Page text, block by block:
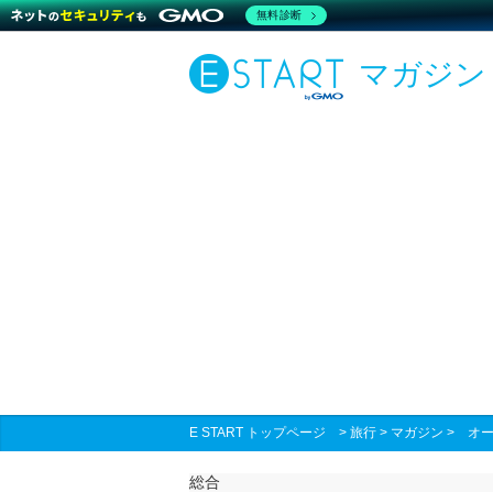
マガジン
E START トップページ > 旅行 > マガジン > オ
総合
無料診断